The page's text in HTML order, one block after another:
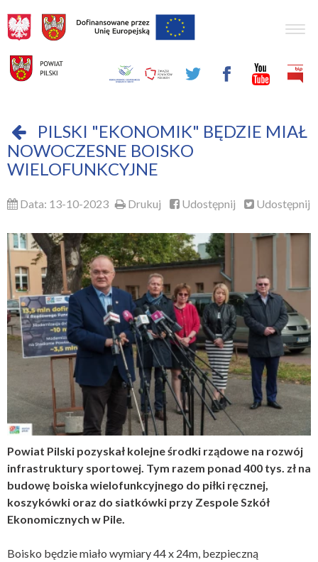
PILSKI "EKONOMIK" BĘDZIE MIAŁ
NOWOCZESNE BOISKO
WIELOFUNKCYJNE
Data: 13-10-2023 Drukuj Udostępnij Udostępnij
Powiat Pilski pozyskał kolejne środki rządowe na rozwój
infrastruktury sportowej. Tym razem ponad 400 tys. zł na
budowę boiska wielofunkcyjnego do piłki ręcznej,
koszykówki oraz do siatkówki przy Zespole Szkół
Ekonomicznych w Pile.
Boisko będzie miało wymiary 44 x 24m, bezpieczną